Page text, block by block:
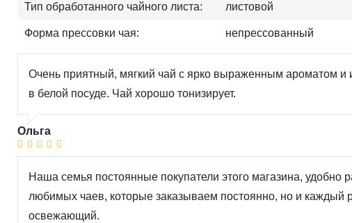
Тип обработанного чайного листа: листовой
Форма прессовки чая: непрессованный
Очень приятный, мягкий чай с ярко выраженным ароматом и
в белой посуде. Чай хорошо тонизирует.
Ольга
Наша семья постоянные покупатели этого магазина,
любимых чаев, которые заказываем постоянно, но и каждый
освежающий.